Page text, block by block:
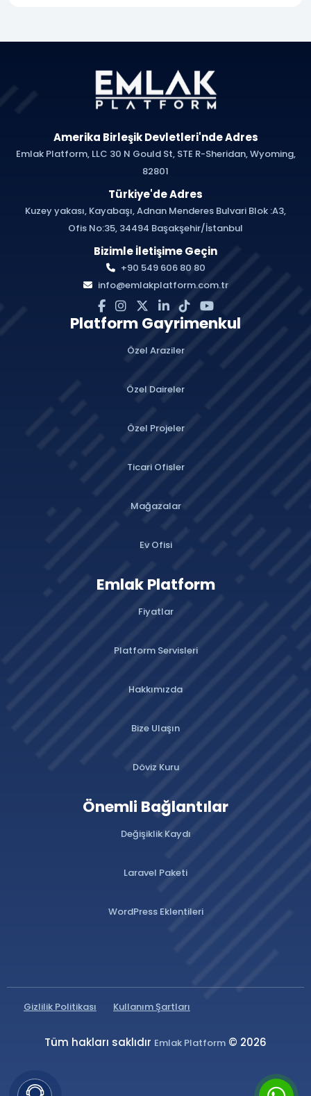
Amerika Birleşik Devletleri'nde Adres
Emlak Platform, LLC 30 N Gould St, STE R-Sheridan, Wyoming,
82801
Türkiye'de Adres
Kuzey yakası, Kayabaşı, Adnan Menderes Bulvari Blok :A3,
Ofis No:35, 34494 Başakşehir/İstanbul
Bizimle İletişime Geçin
+90 549 606 80 80
info@emlakplatform.com.tr
Platform Gayrimenkul
Özel Araziler
Özel Daireler
Özel Projeler
Ticari Ofisler
Mağazalar
Ev Ofisi
Emlak Platform
Fiyatlar
Platform Servisleri
Hakkımızda
Bize Ulaşın
Döviz Kuru
Önemli Bağlantılar
Değişiklik Kaydı
Laravel Paketi
WordPress Eklentileri
Gizlilik Politikası Kullanım Şartları
Tüm hakları saklıdır Emlak Platform © 2026